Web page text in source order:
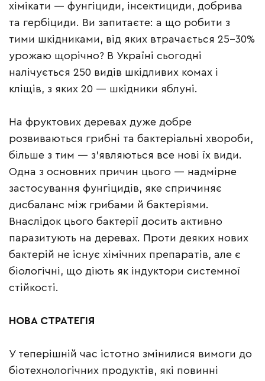
хімікати — фунгіциди, інсектициди, добрива
та гербіциди. Ви запитаєте: а що робити з
тими шкідниками, від яких втрачається 25–30%
урожаю щорічно? В Україні сьогодні
налічується 250 видів шкідливих комах і
кліщів, з яких 20 — шкідники яблуні.
На фруктових деревах дуже добре
розвиваються грибні та бактеріальні хвороби,
більше з тим — з’являються все нові їх види.
Одна з основних причин цього — надмірне
застосування фунгіцидів, яке спричиняє
дисбаланс між грибами й бактеріями.
Внаслідок цього бактерії досить активно
паразитують на деревах. Проти деяких нових
бактерій не існує хімічних препаратів, але є
біологічні, що діють як індуктори системної
стійкості.
НОВА СТРАТЕГІЯ
У теперішній час істотно змінилися вимоги до
біотехнологічних продуктів, які повинні